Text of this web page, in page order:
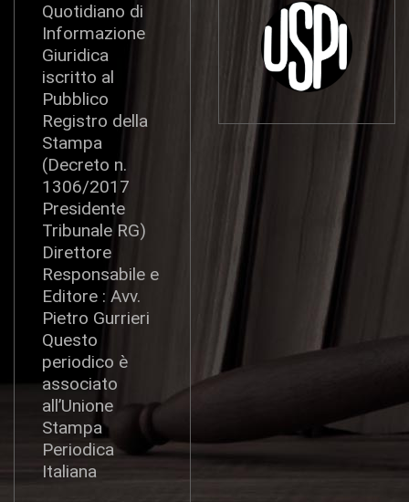
Quotidiano di
Informazione
Giuridica
iscritto al
Pubblico
Registro della
Stampa
(Decreto n.
1306/2017
Presidente
Tribunale RG)
Direttore
Responsabile e
Editore : Avv.
Pietro Gurrieri
Questo
periodico è
associato
all’Unione
Stampa
Periodica
Italiana